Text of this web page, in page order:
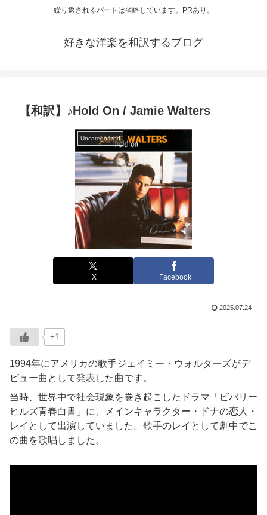
繰り返されるパートは省略しています。PRあり。
好きな洋楽を和訳するブログ
【和訳】♪Hold On / Jamie Walters
Uncategorized
X Facebook
2025.07.24
+1
1994年にアメリカの歌手ジェイミー・ウォルターズがデ
ビュー曲として発表した曲です。
当時、世界中で社会現象を巻き起こしたドラマ「ビバリー
ヒルズ青春白書」に、メインキャラクター・ドナの恋人・
レイとして出演していました。歌手のレイとして劇中でこ
の曲を歌唱しました。